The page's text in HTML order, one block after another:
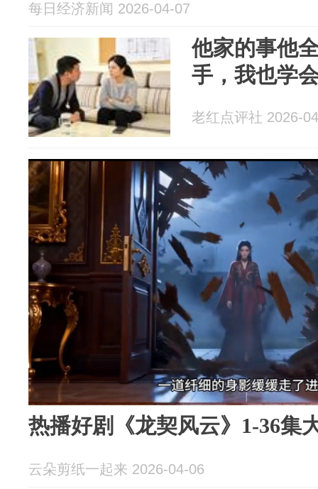
每日经济新闻 2026-04-07
他家的事他
手，我也学
老红点评社 2026-
热播好剧《龙契风云》1-36集
云朵剪纸一起来 2026-04-06